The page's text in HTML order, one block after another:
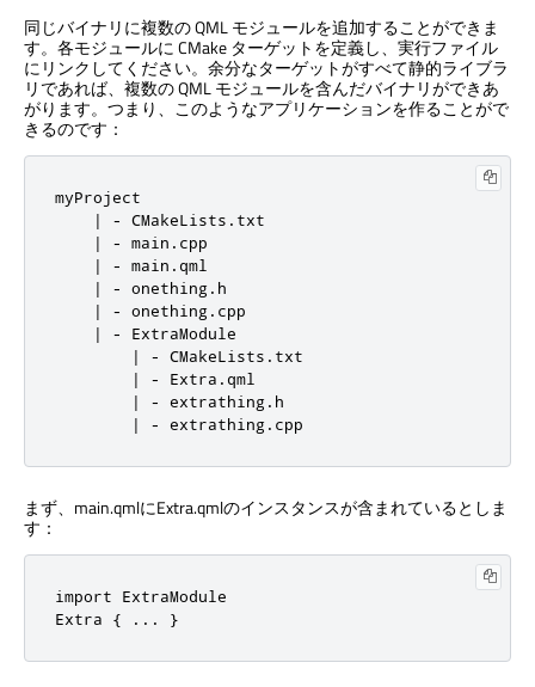
同じバイナリに複数の QML モジュールを追加することができま
す。各モジュールに CMake ターゲットを定義し、実行ファイル
にリンクしてください。余分なターゲットがすべて静的ライブラ
リであれば、複数の QML モジュールを含んだバイナリができあ
がります。つまり、このようなアプリケーションを作ることがで
きるのです：
myProject
    | - CMakeLists.txt
    | - main.cpp
    | - main.qml
    | - onething.h
    | - onething.cpp
    | - ExtraModule
        | - CMakeLists.txt
        | - Extra.qml
        | - extrathing.h
        | - extrathing.cpp
まず、main.qmlにExtra.qmlのインスタンスが含まれているとしま
す：
import ExtraModule
Extra { ... }